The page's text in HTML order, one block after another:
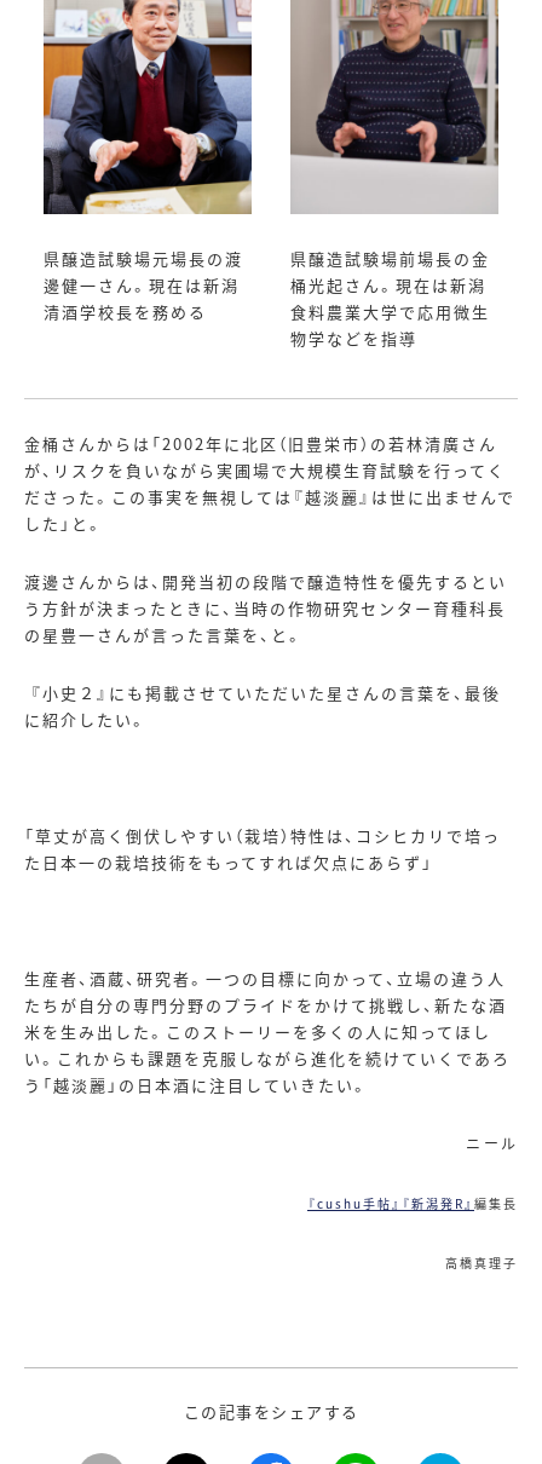
県醸造試験場元場長の渡
邊健一さん。現在は新潟
清酒学校長を務める
県醸造試験場前場長の金
桶光起さん。現在は新潟
食料農業大学で応用微生
物学などを指導
金桶さんからは「2002年に北区（旧豊栄市）の若林清廣さん
が、リスクを負いながら実圃場で大規模生育試験を行ってく
ださった。この事実を無視しては『越淡麗』は世に出ませんで
した」と。
渡邊さんからは、開発当初の段階で醸造特性を優先するとい
う方針が決まったときに、当時の作物研究センター育種科長
の星豊一さんが言った言葉を、と。
『小史２』にも掲載させていただいた星さんの言葉を、最後
に紹介したい。
「草丈が高く倒伏しやすい（栽培）特性は、コシヒカリで培っ
た日本一の栽培技術をもってすれば欠点にあらず」
生産者、酒蔵、研究者。一つの目標に向かって、立場の違う人
たちが自分の専門分野のプライドをかけて挑戦し、新たな酒
米を生み出した。このストーリーを多くの人に知ってほし
い。これからも課題を克服しながら進化を続けていくであろ
う「越淡麗」の日本酒に注目していきたい。
ニール
『cushu手帖』 『新潟発R』 編集長
高橋真理子
この記事をシェアする